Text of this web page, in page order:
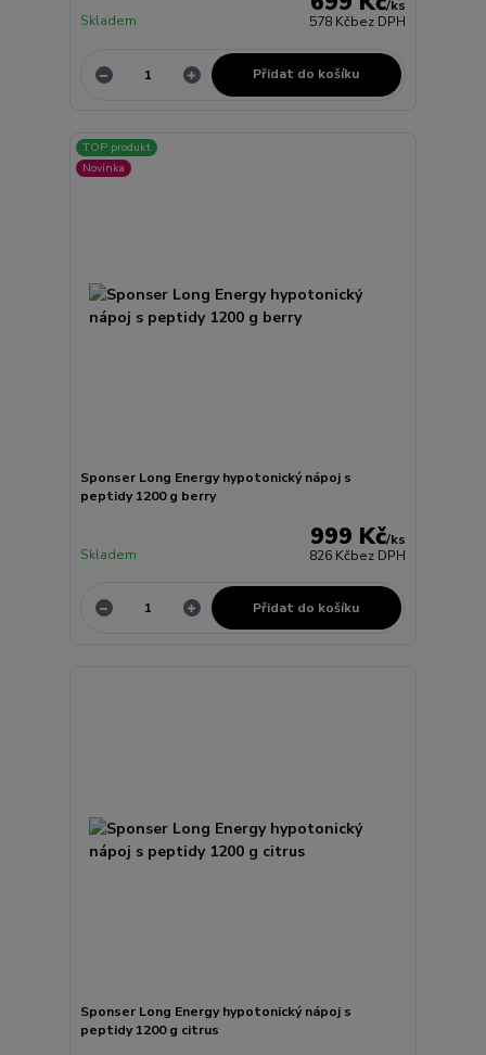
/ks
578 Kčbez DPH
Skladem
Přidat do košíku
TOP produkt
Novinka
Sponser Long Energy hypotonický nápoj s
peptidy 1200 g berry
999 Kč/ks
826 Kčbez DPH
Skladem
Přidat do košíku
Sponser Long Energy hypotonický nápoj s
peptidy 1200 g citrus